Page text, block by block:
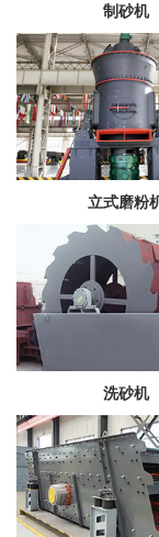
制砂机
立式磨粉
洗砂机